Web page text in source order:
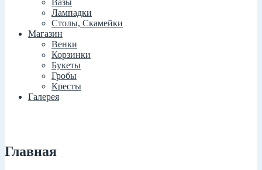
Вазы
Лампадки
Столы, Скамейки
Магазин
Венки
Корзинки
Букеты
Гробы
Кресты
Галерея
Главная